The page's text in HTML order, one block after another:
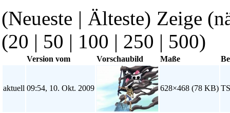
(Neueste | Älteste) Zeige
(20 | 50 | 100 | 250 | 500)
Version vom Vorschaubild Maße
aktuell 09:54, 10. Okt. 2009 628×468 (78 KB)